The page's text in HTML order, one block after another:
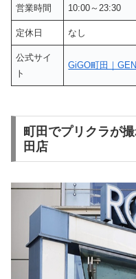
営業時間 10:00～23:30
定休日 なし
公式サイ
ト
GiGO町田｜
町田でプリクラが
田店